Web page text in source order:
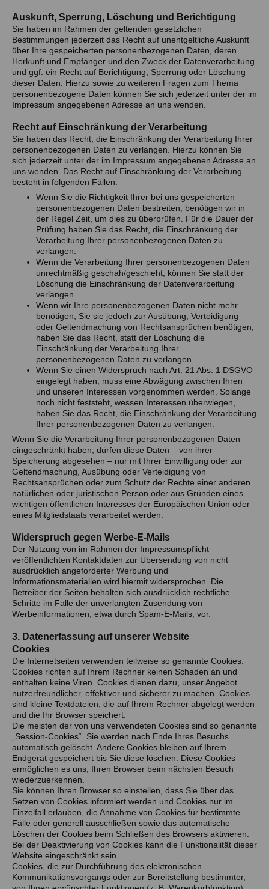
Auskunft, Sperrung, Löschung und Berichtigung
Sie haben im Rahmen der geltenden gesetzlichen
Bestimmungen jederzeit das Recht auf unentgeltliche Auskunft
über Ihre gespeicherten personenbezogenen Daten, deren
Herkunft und Empfänger und den Zweck der Datenverarbeitung
und ggf. ein Recht auf Berichtigung, Sperrung oder Löschung
dieser Daten. Hierzu sowie zu weiteren Fragen zum Thema
personenbezogene Daten können Sie sich jederzeit unter der im
Impressum angegebenen Adresse an uns wenden.
Recht auf Einschränkung der Verarbeitung
Sie haben das Recht, die Einschränkung der Verarbeitung Ihrer
personenbezogenen Daten zu verlangen. Hierzu können Sie
sich jederzeit unter der im Impressum angegebenen Adresse an
uns wenden. Das Recht auf Einschränkung der Verarbeitung
besteht in folgenden Fällen:
Wenn Sie die Richtigkeit Ihrer bei uns gespeicherten
personenbezogenen Daten bestreiten, benötigen wir in
der Regel Zeit, um dies zu überprüfen. Für die Dauer der
Prüfung haben Sie das Recht, die Einschränkung der
Verarbeitung Ihrer personenbezogenen Daten zu
verlangen.
Wenn die Verarbeitung Ihrer personenbezogenen Daten
unrechtmäßig geschah/geschieht, können Sie statt der
Löschung die Einschränkung der Datenverarbeitung
verlangen.
Wenn wir Ihre personenbezogenen Daten nicht mehr
benötigen, Sie sie jedoch zur Ausübung, Verteidigung
oder Geltendmachung von Rechtsansprüchen benötigen,
haben Sie das Recht, statt der Löschung die
Einschränkung der Verarbeitung Ihrer
personenbezogenen Daten zu verlangen.
Wenn Sie einen Widerspruch nach Art. 21 Abs. 1 DSGVO
eingelegt haben, muss eine Abwägung zwischen Ihren
und unseren Interessen vorgenommen werden. Solange
noch nicht feststeht, wessen Interessen überwiegen,
haben Sie das Recht, die Einschränkung der Verarbeitung
Ihrer personenbezogenen Daten zu verlangen.
Wenn Sie die Verarbeitung Ihrer personenbezogenen Daten
eingeschränkt haben, dürfen diese Daten – von ihrer
Speicherung abgesehen – nur mit Ihrer Einwilligung oder zur
Geltendmachung, Ausübung oder Verteidigung von
Rechtsansprüchen oder zum Schutz der Rechte einer anderen
natürlichen oder juristischen Person oder aus Gründen eines
wichtigen öffentlichen Interesses der Europäischen Union oder
eines Mitgliedstaats verarbeitet werden.
Widerspruch gegen Werbe-E-Mails
Der Nutzung von im Rahmen der Impressumspflicht
veröffentlichten Kontaktdaten zur Übersendung von nicht
ausdrücklich angeforderter Werbung und
Informationsmaterialien wird hiermit widersprochen. Die
Betreiber der Seiten behalten sich ausdrücklich rechtliche
Schritte im Falle der unverlangten Zusendung von
Werbeinformationen, etwa durch Spam-E-Mails, vor.
3. Datenerfassung auf unserer Website
Cookies
Die Internetseiten verwenden teilweise so genannte Cookies.
Cookies richten auf Ihrem Rechner keinen Schaden an und
enthalten keine Viren. Cookies dienen dazu, unser Angebot
nutzerfreundlicher, effektiver und sicherer zu machen. Cookies
sind kleine Textdateien, die auf Ihrem Rechner abgelegt werden
und die Ihr Browser speichert.
Die meisten der von uns verwendeten Cookies sind so genannte
„Session-Cookies“. Sie werden nach Ende Ihres Besuchs
automatisch gelöscht. Andere Cookies bleiben auf Ihrem
Endgerät gespeichert bis Sie diese löschen. Diese Cookies
ermöglichen es uns, Ihren Browser beim nächsten Besuch
wiederzuerkennen.
Sie können Ihren Browser so einstellen, dass Sie über das
Setzen von Cookies informiert werden und Cookies nur im
Einzelfall erlauben, die Annahme von Cookies für bestimmte
Fälle oder generell ausschließen sowie das automatische
Löschen der Cookies beim Schließen des Browsers aktivieren.
Bei der Deaktivierung von Cookies kann die Funktionalität dieser
Website eingeschränkt sein.
Cookies, die zur Durchführung des elektronischen
Kommunikationsvorgangs oder zur Bereitstellung bestimmter,